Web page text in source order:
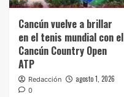
Cancún vuelve a brillar
en el tenis mundial con el
Cancún Country Open
ATP
Redacción agosto 1, 2026
0